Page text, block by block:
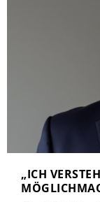
„ICH